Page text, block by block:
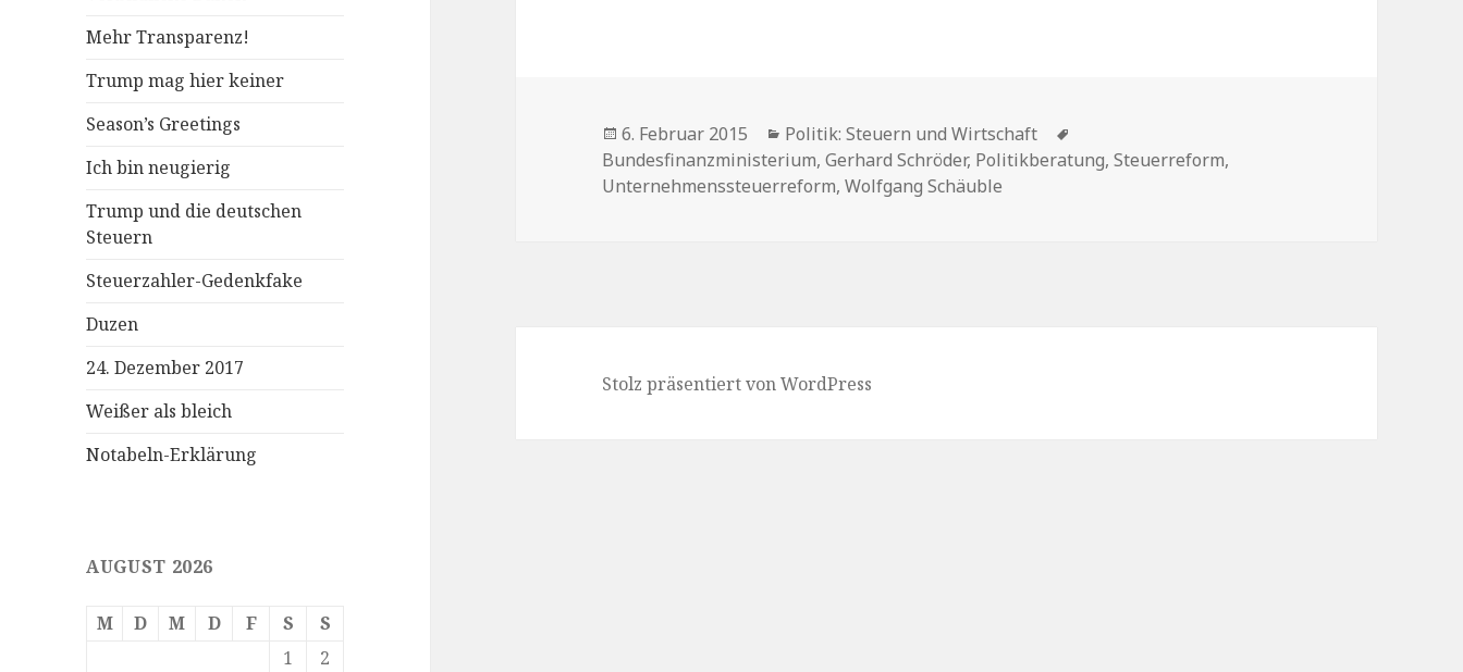
Mehr Transparenz!
Trump mag hier keiner
Season’s Greetings
Ich bin neugierig
Trump und die deutschen
Steuern
Steuerzahler-Gedenkfake
Duzen
24. Dezember 2017
Weißer als bleich
Notabeln-Erklärung
AUGUST 2026
M D M D F S
S
1
2
Veröffentlicht
am
6. Februar 2015 Kategorien
Politik: Steuern und Wirtschaft
Bundesfinanzministerium,Gerhard Schröder, Politikberatung,Steuerreform,
Unternehmenssteuerreform,Wolfgang Schäuble
Stolz präsentiert von WordPress